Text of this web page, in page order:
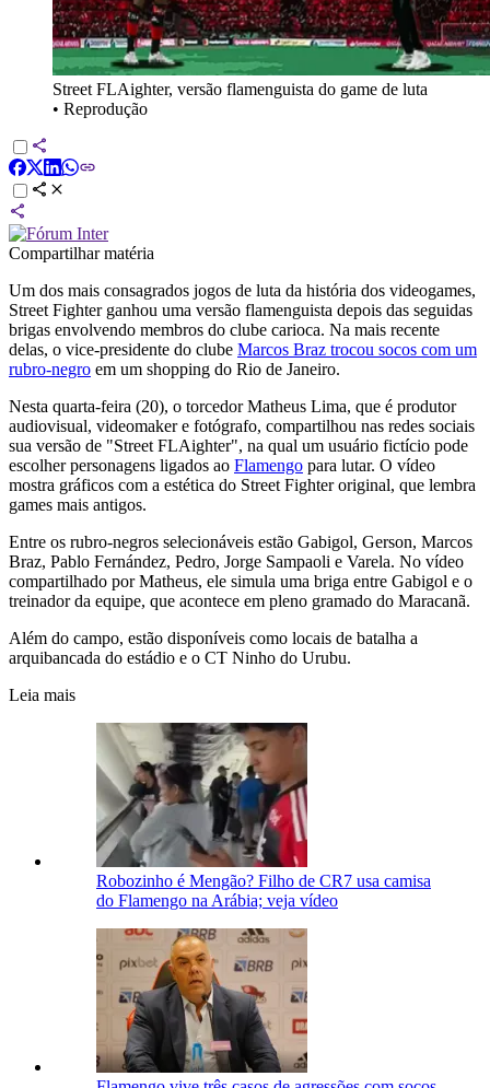
Street FLAighter, versão flamenguista do game de luta
• Reprodução
Compartilhar matéria
Um dos mais consagrados jogos de luta da história dos videogames,
Street Fighter ganhou uma versão flamenguista depois das seguidas
brigas envolvendo membros do clube carioca. Na mais recente
delas, o vice-presidente do clube Marcos Braz trocou socos com um
rubro-negro em um shopping do Rio de Janeiro.
Nesta quarta-feira (20), o torcedor Matheus Lima, que é produtor
audiovisual, videomaker e fotógrafo, compartilhou nas redes sociais
sua versão de "Street FLAighter", na qual um usuário fictício pode
escolher personagens ligados ao Flamengo para lutar. O vídeo
mostra gráficos com a estética do Street Fighter original, que lembra
games mais antigos.
Entre os rubro-negros selecionáveis estão Gabigol, Gerson, Marcos
Braz, Pablo Fernández, Pedro, Jorge Sampaoli e Varela. No vídeo
compartilhado por Matheus, ele simula uma briga entre Gabigol e o
treinador da equipe, que acontece em pleno gramado do Maracanã.
Além do campo, estão disponíveis como locais de batalha a
arquibancada do estádio e o CT Ninho do Urubu.
Leia mais
Robozinho é Mengão? Filho de CR7 usa camisa
do Flamengo na Arábia; veja vídeo